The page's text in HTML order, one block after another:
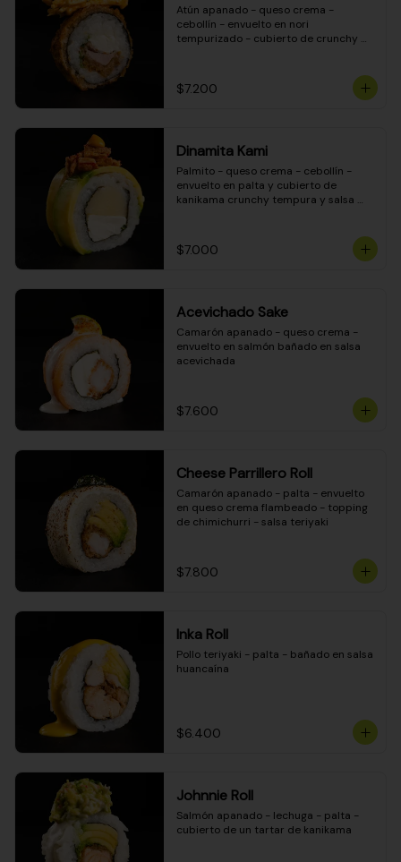
Atún apanado - queso crema -
cebollín - envuelto en nori
tempurizado - cubierto de crunchy
$7.200
Dinamita Kami
Palmito - queso crema - cebollín -
envuelto en palta y cubierto de
kanikama crunchy tempura y salsa
$7.000
Acevichado Sake
Camarón apanado - queso crema -
envuelto en salmón bañado en salsa
acevichada
$7.600
Cheese Parrillero Roll
Camarón apanado - palta - envuelto
en queso crema flambeado - topping
de chimichurri - salsa teriyaki
$7.800
Inka Roll
Pollo teriyaki - palta - bañado en salsa
huancaína
$6.400
Johnnie Roll
Salmón apanado - lechuga - palta -
cubierto de un tartar de kanikama